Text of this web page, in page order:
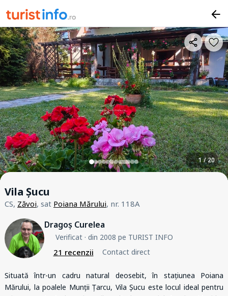
1 / 20
Vila Șucu
CS, Zăvoi, sat Poiana Mărului, nr. 118A
Dragoș Curelea
Verificat· din 2008 pe TURIST INFO
21 recenzii Contact direct
Situată într-un cadru natural deosebit, în stațiunea Poiana
Mărului, la poalele Munții Țarcu, Vila Șucu este locul ideal pentru